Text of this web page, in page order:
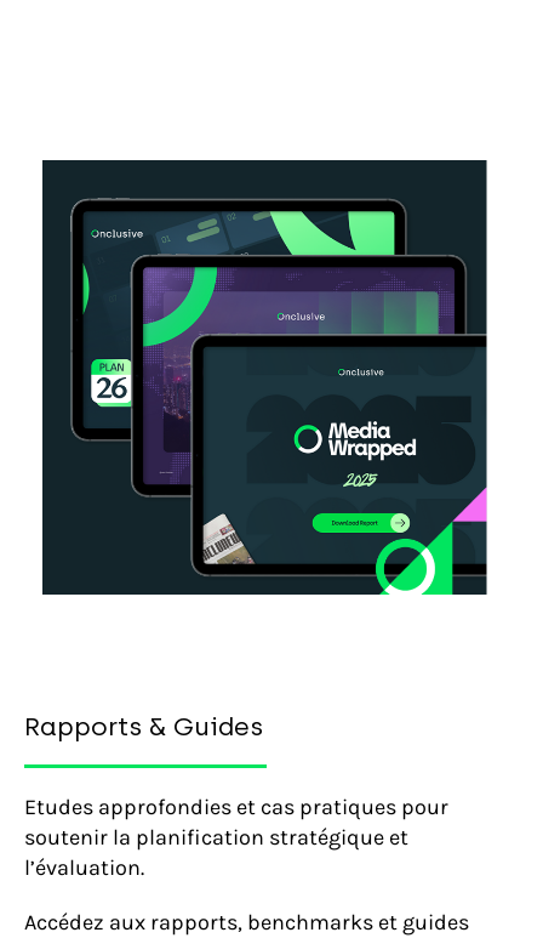
Rapports & Guides
Etudes approfondies et cas pratiques pour
soutenir la planification stratégique et
l’évaluation.
Accédez aux rapports, benchmarks et guides